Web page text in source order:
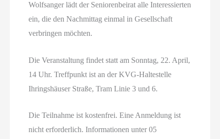
Wolfsanger lädt der Seniorenbeirat alle Interessierten
ein, die den Nachmittag einmal in Gesellschaft
verbringen möchten.
Die Veranstaltung findet statt am Sonntag, 22. April,
14 Uhr. Treffpunkt ist an der KVG-Haltestelle
Ihringshäuser Straße, Tram Linie 3 und 6.
Die Teilnahme ist kostenfrei. Eine Anmeldung ist
nicht erforderlich. Informationen unter 05